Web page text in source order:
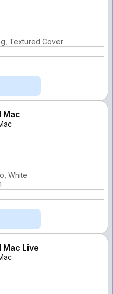
Textured Cover
Mac
White
Mac Live